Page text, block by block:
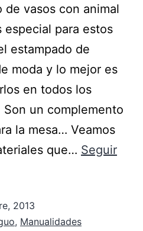
vasos con animal
especial para estos
estampado de
moda y lo mejor es
en todos los
un complemento
la mesa… Veamos
que… Seguir
2013
, Manualidades